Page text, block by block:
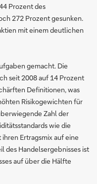
Prozent des
272 Prozent gesunken.
mit einem deutlichen
gemacht. Die
seit 2008 auf 14 Prozent
Definitionen, was
Risikogewichten für
Zahl der
wie die
Ertragsmix auf eine
des Handelsergebnisses ist
auf über die Hälfte